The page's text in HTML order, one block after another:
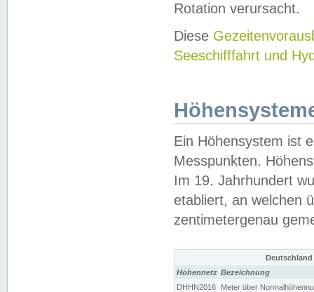
Rotation verursacht.
Diese
Seeschifffahrt und
Ein Höhensystem ist
Messpunkten.
Im 19. Jahrhundert
etabliert, an welchen
zentimetergenau
Höhennetz Bezeichnung
DHHN2016
Meter über